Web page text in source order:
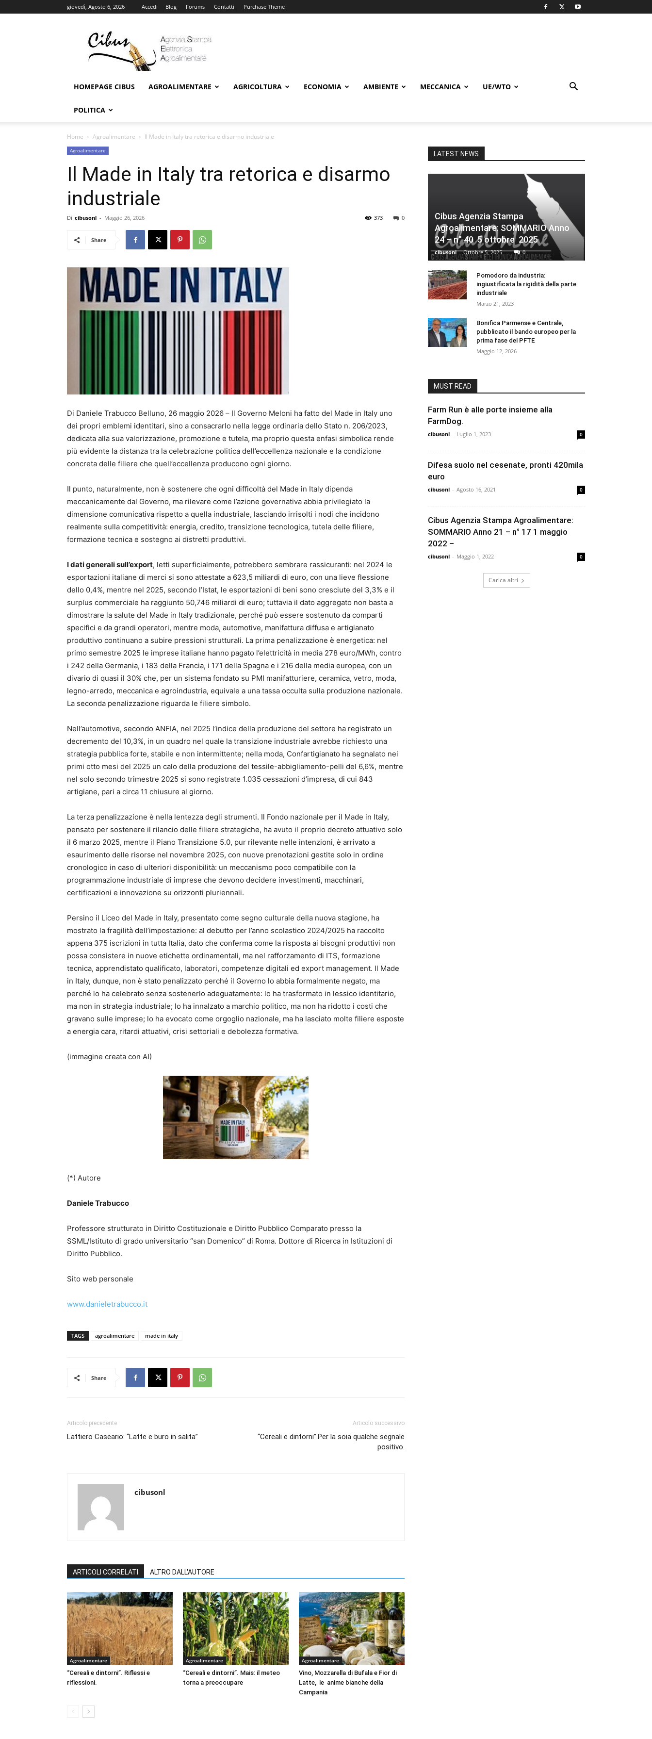
giovedì, Agosto 6, 2026 Accedi Blog Forums Contatti Purchase Theme
Online
HOMEPAGE CIBUS AGROALIMENTARE AGRICOLTURA ECONOMIA AMBIENTE MECCANICA UE/WTO
POLITICA
Home Agroalimentare Il Made in Italy tra retorica e disarmo industriale
Agroalimentare
Il Made in Italy tra retorica e disarmo
industriale
Di cibusonl - Maggio 26, 2026 0
373
Share
Di Daniele Trabucco Belluno, 26 maggio 2026 – Il Governo Meloni ha fatto del Made in Italy uno
dei propri emblemi identitari, sino a consacrarlo nella legge ordinaria dello Stato n. 206/2023,
dedicata alla sua valorizzazione, promozione e tutela, ma proprio questa enfasi simbolica rende
più evidente la distanza tra la celebrazione politica dell’eccellenza nazionale e la condizione
concreta delle filiere che quell’eccellenza producono ogni giorno.
Il punto, naturalmente, non è sostenere che ogni difficoltà del Made in Italy dipenda
meccanicamente dal Governo, ma rilevare come l’azione governativa abbia privilegiato la
dimensione comunicativa rispetto a quella industriale, lasciando irrisolti i nodi che incidono
realmente sulla competitività: energia, credito, transizione tecnologica, tutela delle filiere,
formazione tecnica e sostegno ai distretti produttivi.
I dati generali sull’export, letti superficialmente, potrebbero sembrare rassicuranti: nel 2024 le
esportazioni italiane di merci si sono attestate a 623,5 miliardi di euro, con una lieve flessione
dello 0,4%, mentre nel 2025, secondo l’Istat, le esportazioni di beni sono cresciute del 3,3% e il
surplus commerciale ha raggiunto 50,746 miliardi di euro; tuttavia il dato aggregato non basta a
dimostrare la salute del Made in Italy tradizionale, perché può essere sostenuto da comparti
specifici e da grandi operatori, mentre moda, automotive, manifattura diffusa e artigianato
produttivo continuano a subire pressioni strutturali. La prima penalizzazione è energetica: nel
primo semestre 2025 le imprese italiane hanno pagato l’elettricità in media 278 euro/MWh, contro
i 242 della Germania, i 183 della Francia, i 171 della Spagna e i 216 della media europea, con un
divario di quasi il 30% che, per un sistema fondato su PMI manifatturiere, ceramica, vetro, moda,
legno-arredo, meccanica e agroindustria, equivale a una tassa occulta sulla produzione nazionale.
La seconda penalizzazione riguarda le filiere simbolo.
Nell’automotive, secondo ANFIA, nel 2025 l’indice della produzione del settore ha registrato un
decremento del 10,3%, in un quadro nel quale la transizione industriale avrebbe richiesto una
strategia pubblica forte, stabile e non intermittente; nella moda, Confartigianato ha segnalato nei
primi otto mesi del 2025 un calo della produzione del tessile-abbigliamento-pelli del 6,6%, mentre
nel solo secondo trimestre 2025 si sono registrate 1.035 cessazioni d’impresa, di cui 843
artigiane, pari a circa 11 chiusure al giorno.
La terza penalizzazione è nella lentezza degli strumenti. Il Fondo nazionale per il Made in Italy,
pensato per sostenere il rilancio delle filiere strategiche, ha avuto il proprio decreto attuativo solo
il 6 marzo 2025, mentre il Piano Transizione 5.0, pur rilevante nelle intenzioni, è arrivato a
esaurimento delle risorse nel novembre 2025, con nuove prenotazioni gestite solo in ordine
cronologico in caso di ulteriori disponibilità: un meccanismo poco compatibile con la
programmazione industriale di imprese che devono decidere investimenti, macchinari,
certificazioni e innovazione su orizzonti pluriennali.
Persino il Liceo del Made in Italy, presentato come segno culturale della nuova stagione, ha
mostrato la fragilità dell’impostazione: al debutto per l’anno scolastico 2024/2025 ha raccolto
appena 375 iscrizioni in tutta Italia, dato che conferma come la risposta ai bisogni produttivi non
possa consistere in nuove etichette ordinamentali, ma nel rafforzamento di ITS, formazione
tecnica, apprendistato qualificato, laboratori, competenze digitali ed export management. Il Made
in Italy, dunque, non è stato penalizzato perché il Governo lo abbia formalmente negato, ma
perché lo ha celebrato senza sostenerlo adeguatamente: lo ha trasformato in lessico identitario,
ma non in strategia industriale; lo ha innalzato a marchio politico, ma non ha ridotto i costi che
gravano sulle imprese; lo ha evocato come orgoglio nazionale, ma ha lasciato molte filiere esposte
a energia cara, ritardi attuativi, crisi settoriali e debolezza formativa.
(immagine creata con AI)
(*) Autore
Daniele Trabucco
Professore strutturato in Diritto Costituzionale e Diritto Pubblico Comparato presso la
SSML/Istituto di grado universitario “san Domenico” di Roma. Dottore di Ricerca in Istituzioni di
Diritto Pubblico.
Sito web personale
www.danieletrabucco.it
TAGS agroalimentare made in italy
Share
Articolo precedente
Lattiero Caseario: “Latte e buro in salita”
Articolo successivo
“Cereali e dintorni”.Per la soia qualche segnale
positivo.
cibusonl
ARTICOLI CORRELATI ALTRO DALL'AUTORE
Agroalimentare
“Cereali e dintorni”. Riflessi e
riflessioni.
Agroalimentare
“Cereali e dintorni”. Mais: il meteo
torna a preoccupare
Agroalimentare
Vino, Mozzarella di Bufala e Fior di
Latte, le anime bianche della
Campania
LATEST NEWS
Cibus Agenzia Stampa
Agroalimentare: SOMMARIO Anno
24 – n° 40 5 ottobre 2025
cibusonl - Ottobre 5, 2025 0
Pomodoro da industria:
ingiustificata la rigidità della parte
industriale
Marzo 21, 2023
Bonifica Parmense e Centrale,
pubblicato il bando europeo per la
prima fase del PFTE
Maggio 12, 2026
MUST READ
Farm Run è alle porte insieme alla
FarmDog.
cibusonl - Luglio 1, 2023 0
Difesa suolo nel cesenate, pronti 420mila
euro
cibusonl - Agosto 16, 2021 0
Cibus Agenzia Stampa Agroalimentare:
SOMMARIO Anno 21 – n° 17 1 maggio
2022 –
cibusonl - Maggio 1, 2022 0
Carica altri